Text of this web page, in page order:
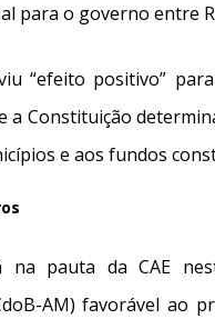
para o governo entre
“efeito positivo”
a Constituição
e aos fundos
na pauta da CAE
AM) favorável ao